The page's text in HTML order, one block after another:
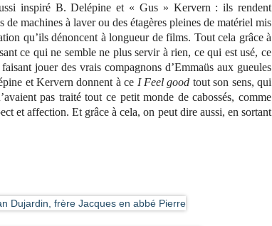
inspiré B. Delépine et « Gus » Kervern : ils rendent
de machines à laver ou des étagères pleines de matériel mis
qu’ils dénoncent à longueur de films. Tout cela grâce à
ce qui ne semble ne plus servir à rien, ce qui est usé, ce
jouer des vrais compagnons d’Emmaüs aux gueules
et Kervern donnent à ce I Feel good tout son sens, qui
pas traité tout ce petit monde de cabossés, comme
et affection. Et grâce à cela, on peut dire aussi, en sortant